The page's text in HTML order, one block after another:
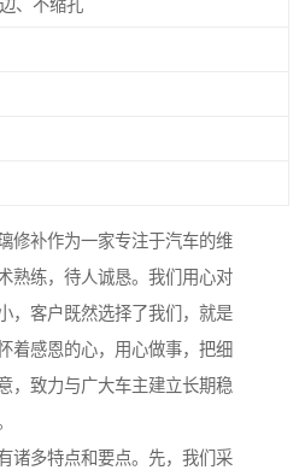
、不缩孔
修补作为一家专注于汽车的维
熟练，待人诚恳。我们用心对
，客户既然选择了我们，就是
着感恩的心，用心做事，把细
，致力与广大车主建立长期稳
诸多特点和要点。先，我们采